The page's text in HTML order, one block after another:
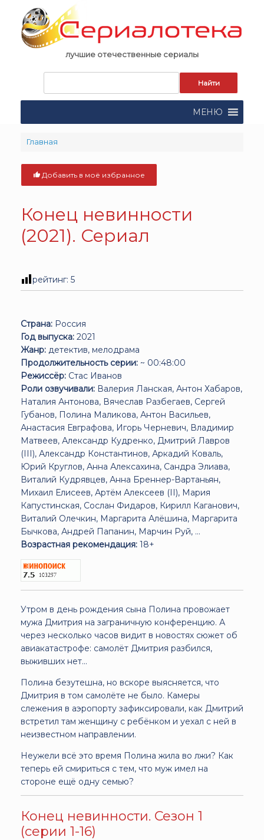
content
лучшие отечественные сериалы
поиска:
МЕНЮ
Главная
Добавить в моё избранное
Конец невинности
(2021). Сериал
рейтинг: 5
Страна: Россия
Год выпуска: 2021
Жанр: детектив, мелодрама
Продолжительность серии: ~ 00:48:00
Режиссёр: Стас Иванов
Роли озвучивали: Валерия Ланская, Антон Хабаров,
Наталия Антонова, Вячеслав Разбегаев, Сергей
Губанов, Полина Маликова, Антон Васильев,
Анастасия Евграфова, Игорь Черневич, Владимир
Матвеев, Александр Кудренко, Дмитрий Лавров
(III), Александр Константинов, Аркадий Коваль,
Юрий Круглов, Анна Алексахина, Сандра Элиава,
Виталий Кудрявцев, Анна Бреннер-Вартаньян,
Михаил Елисеев, Артём Алексеев (II), Мария
Капустинская, Сослан Фидаров, Кирилл Каганович,
Виталий Олечкин, Маргарита Алёшина, Маргарита
Бычкова, Андрей Папанин, Марчин Руй, ...
Возрастная рекомендация: 18+
Утром в день рождения сына Полина провожает
мужа Дмитрия на заграничную конференцию. А
через несколько часов видит в новостях сюжет об
авиакатастрофе: самолёт Дмитрия разбился,
выживших нет...
Полина безутешна, но вскоре выясняется, что
Дмитрия в том самолёте не было. Камеры
слежения в аэропорту зафиксировали, как Дмитрий
встретил там женщину с ребёнком и уехал с ней в
неизвестном направлении.
Неужели всё это время Полина жила во лжи? Как
теперь ей смириться с тем, что муж имел на
стороне ещё одну семью?
Конец невинности. Сезон 1
(серии 1-16)